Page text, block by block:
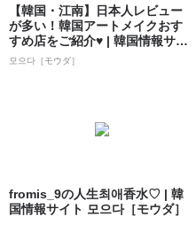
【韓国・江南】日本人レビュー
が多い！韓国アートメイクおす
すめ店をご紹介♥ | 韓国情報サイ
ト 모으...
모으다［モウダ］
fromis_9の人生최애香水♡ | 韓
国情報サイト 모으다［モウダ］